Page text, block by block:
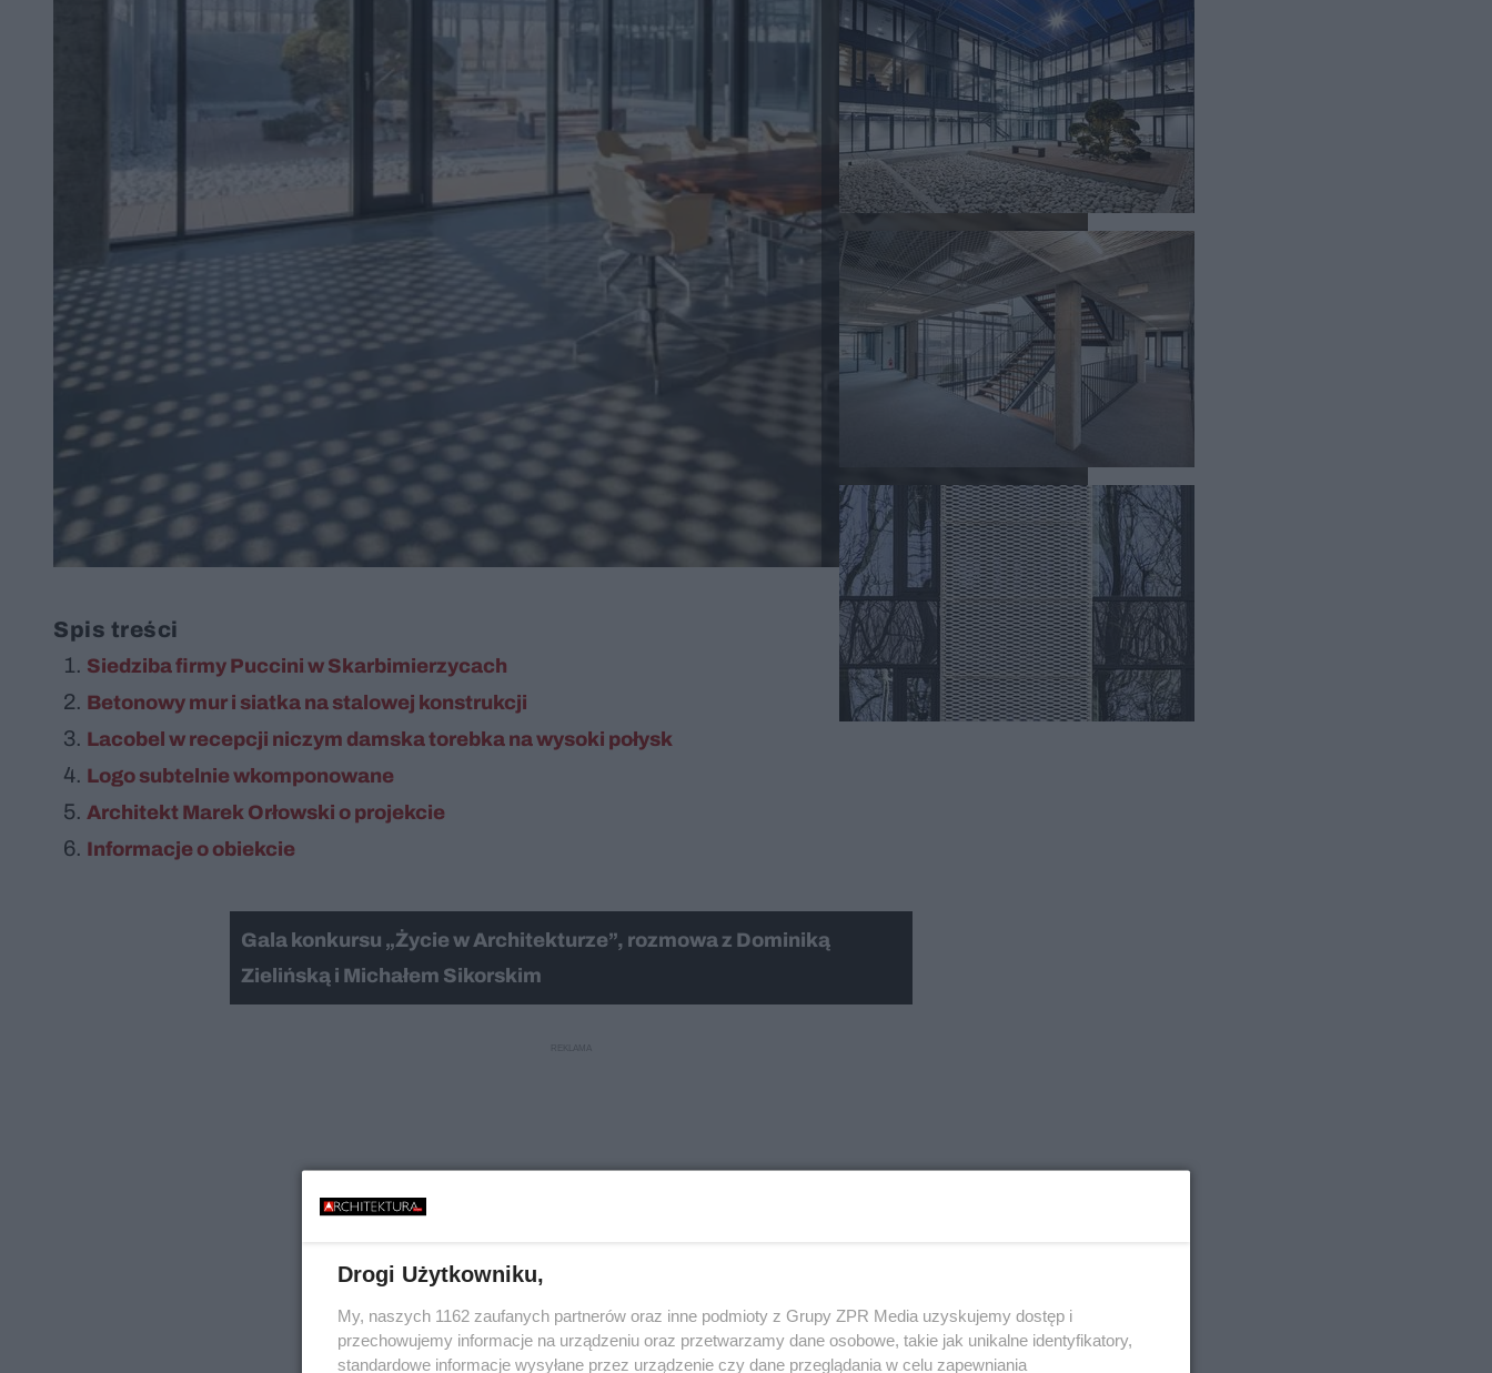
Spis treści
Siedziba firmy Puccini w Skarbimierzycach
Betonowy mur i siatka na stalowej konstrukcji
Lacobel w recepcji niczym damska torebka na wysoki połysk
Logo subtelnie wkomponowane
Architekt Marek Orłowski o projekcie
Informacje o obiekcie
Gala konkursu „Życie w Architekturze”, rozmowa z Dominiką
Zielińską i Michałem Sikorskim
Drogi Użytkowniku,
My, naszych 1162 zaufanych partnerów oraz inne podmioty z Grupy ZPR Media uzyskujemy dostęp i
przechowujemy informacje na urządzeniu oraz przetwarzamy dane osobowe, takie jak unikalne identyfikatory,
standardowe informacje wysyłane przez urządzenie czy dane przeglądania w celu zapewniania